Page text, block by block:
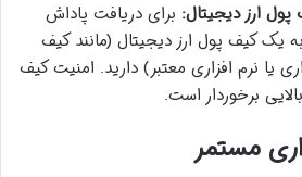
ارز دیجیتال: برای دریافت پاداش
یک کیف پول ارز دیجیتال (مانند کیف
یا نرم افزاری معتبر) دارید. امنیت کیف
برخوردار است.
مستمر